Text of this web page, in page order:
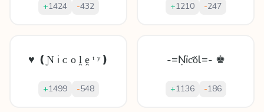
+1424 -432 +1210 -247
♥ ❪Ɲ і ᴄ ᴏ ḽ ḙ ᵗ ʸ❫
+1499 -548
-=Ṇȉƈǒl=- ♚
+1136 -186